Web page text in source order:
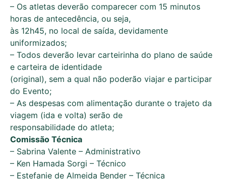
– Os atletas deverão comparecer com 15 minutos
horas de antecedência, ou seja,
às 12h45, no local de saída, devidamente
uniformizados;
– Todos deverão levar carteirinha do plano de saúde
e carteira de identidade
(original), sem a qual não poderão viajar e participar
do Evento;
– As despesas com alimentação durante o trajeto da
viagem (ida e volta) serão de
responsabilidade do atleta;
Comissão Técnica
– Sabrina Valente – Administrativo
– Ken Hamada Sorgi – Técnico
– Estefanie de Almeida Bender – Técnica